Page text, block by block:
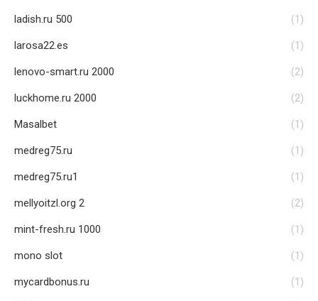
ladish.ru 500 (1)
larosa22.es (1)
lenovo-smart.ru 2000 (2)
luckhome.ru 2000 (2)
Masalbet (1)
medreg75.ru (1)
medreg75.ru1 (1)
mellyoitzl.org 2 (2)
mint-fresh.ru 1000 (1)
mono slot (1)
mycardbonus.ru (1)